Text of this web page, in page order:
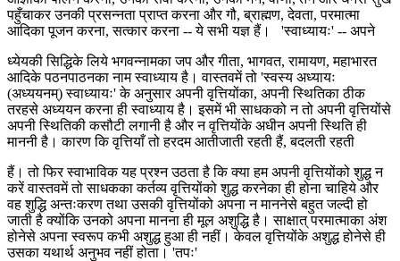
पहुँचाकर उनकी प्रसन्नता प्राप्त करना और गौ, ब्राह्मण, देवता, परमात्मा
आदिका पूजन करना, सत्कार करना -- ये सभी यज्ञ हैं। 'स्वाध्यायः' -- अपने
ध्येयकी सिद्धिके लिये भगवन्नामका जप और गीता, भागवत, रामायण, महाभारत
आदिके पठनपाठनका नाम स्वाध्याय है। वास्तवमें तो 'स्वस्य अध्यायः
(अध्ययनम्) स्वाध्यायः' के अनुसार अपनी वृत्तियोंका, अपनी स्थितिका ठीक
तरहसे अध्ययन करना ही स्वाध्याय है। इसमें भी साधकको न तो अपनी वृत्तियोंसे
अपनी स्थितिकी कसौटी लगानी है और न वृत्तियोंके अधीन अपनी स्थिति ही
माननी है। कारण कि वृत्तियाँ तो हरदम आतीजाती रहती हैं, बदलती रहती
हैं। तो फिर स्वाभाविक यह प्रश्न उठता है कि क्या हम अपनी वृत्तियोंको शुद्ध न
करें वास्तवमें तो साधकका कर्तव्य वृत्तियोंको शुद्ध करनेका ही होना चाहिये और
वह शुद्धि अन्तःकरण तथा उसकी वृत्तियोंको अपना न माननेसे बहुत जल्दी हो
जाती है क्योंकि उनको अपना मानना ही मूल अशुद्धि है। साक्षात् परमात्माका अंश
होनेसे अपना स्वरूप कभी अशुद्ध हुआ ही नहीं। केवल वृत्तियोंके अशुद्ध होनेसे ही
उसका यथार्थ अनुभव नहीं होता। 'तपः'